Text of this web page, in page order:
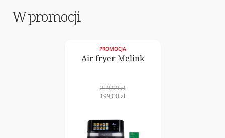
W promocji
PROMOCJA
Air fryer Melink
Cena
normalna
259,99 zł
Cena
199,00 zł